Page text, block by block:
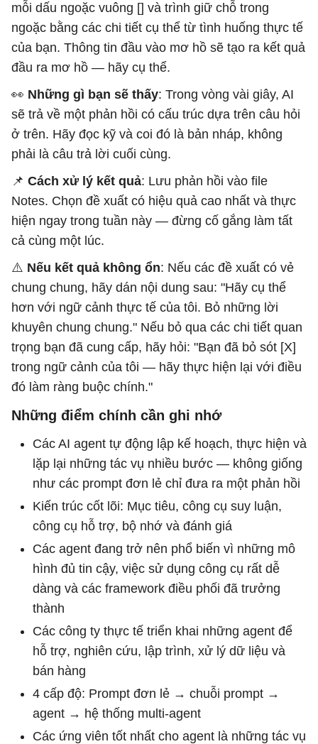
mỗi dấu ngoặc vuông [] và trình giữ chỗ trong
ngoặc bằng các chi tiết cụ thể từ tình huống thực tế
của bạn. Thông tin đầu vào mơ hồ sẽ tạo ra kết quả
đầu ra mơ hồ — hãy cụ thể.
👀 Những gì bạn sẽ thấy: Trong vòng vài giây, AI
sẽ trả về một phản hồi có cấu trúc dựa trên câu hỏi
ở trên. Hãy đọc kỹ và coi đó là bản nháp, không
phải là câu trả lời cuối cùng.
📌 Cách xử lý kết quả: Lưu phản hồi vào file
Notes. Chọn đề xuất có hiệu quả cao nhất và thực
hiện ngay trong tuần này — đừng cố gắng làm tất
cả cùng một lúc.
⚠️ Nếu kết quả không ổn: Nếu các đề xuất có vẻ
chung chung, hãy dán nội dung sau: "Hãy cụ thể
hơn với ngữ cảnh thực tế của tôi. Bỏ những lời
khuyên chung chung." Nếu bỏ qua các chi tiết quan
trọng bạn đã cung cấp, hãy hỏi: "Bạn đã bỏ sót [X]
trong ngữ cảnh của tôi — hãy thực hiện lại với điều
đó làm ràng buộc chính."
Những điểm chính cần ghi nhớ
Các AI agent tự động lập kế hoạch, thực hiện và
lặp lại những tác vụ nhiều bước — không giống
như các prompt đơn lẻ chỉ đưa ra một phản hồi
Kiến trúc cốt lõi: Mục tiêu, công cụ suy luận,
công cụ hỗ trợ, bộ nhớ và đánh giá
Các agent đang trở nên phổ biến vì những mô
hình đủ tin cậy, việc sử dụng công cụ rất dễ
dàng và các framework điều phối đã trưởng
thành
Các công ty thực tế triển khai những agent để
hỗ trợ, nghiên cứu, lập trình, xử lý dữ liệu và
bán hàng
4 cấp độ: Prompt đơn lẻ → chuỗi prompt →
agent → hệ thống multi-agent
Các ứng viên tốt nhất cho agent là những tác vụ